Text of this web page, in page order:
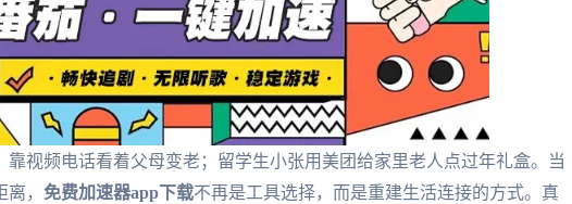
靠视频电话看着父母变老；留学生小张用美团给家里老人点过年礼盒。当
， 免费加速器app下载不再是工具选择，而是重建生活连接的方式。真